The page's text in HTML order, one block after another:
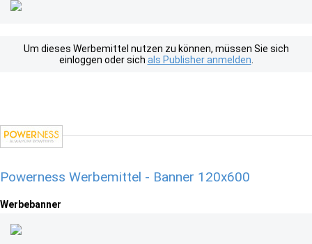
Um dieses Werbemittel nutzen zu können, müssen Sie sich
einloggen oder sich als Publisher anmelden
Powerness Werbemittel - Banner 120x600
Werbebanner